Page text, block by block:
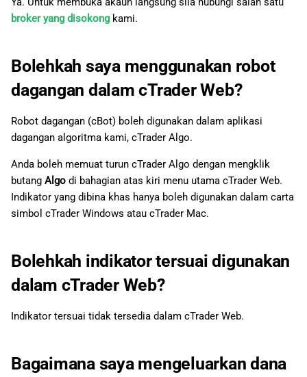
broker yang disokong kami.
Bolehkah saya menggunakan robot
dagangan dalam cTrader Web?
Robot dagangan (cBot) boleh digunakan dalam aplikasi
dagangan algoritma kami, cTrader Algo.
Anda boleh memuat turun cTrader Algo dengan mengklik
butang Algo di bahagian atas kiri menu utama cTrader Web.
Indikator yang dibina khas hanya boleh digunakan dalam carta
simbol cTrader Windows atau cTrader Mac.
Bolehkah indikator tersuai digunakan
dalam cTrader Web?
Indikator tersuai tidak tersedia dalam cTrader Web.
Bagaimana saya mengeluarkan dana